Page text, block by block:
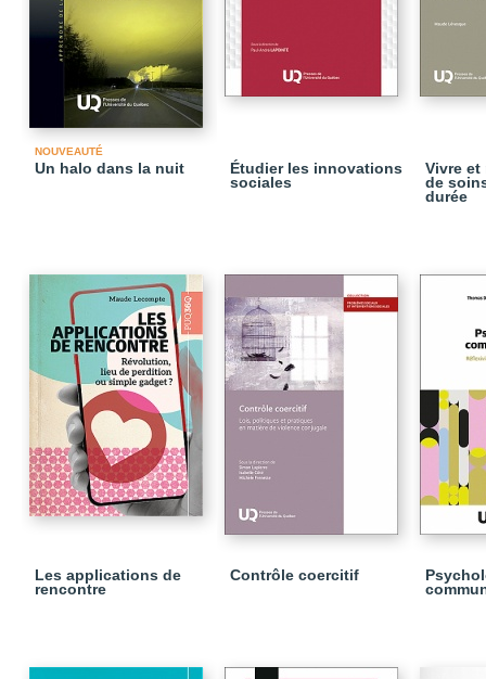
NOUVEAUTÉ
Un halo dans la nuit
Étudier les innovations
sociales
Vivre et
de
durée
Les applications de
rencontre
Contrôle coercitif